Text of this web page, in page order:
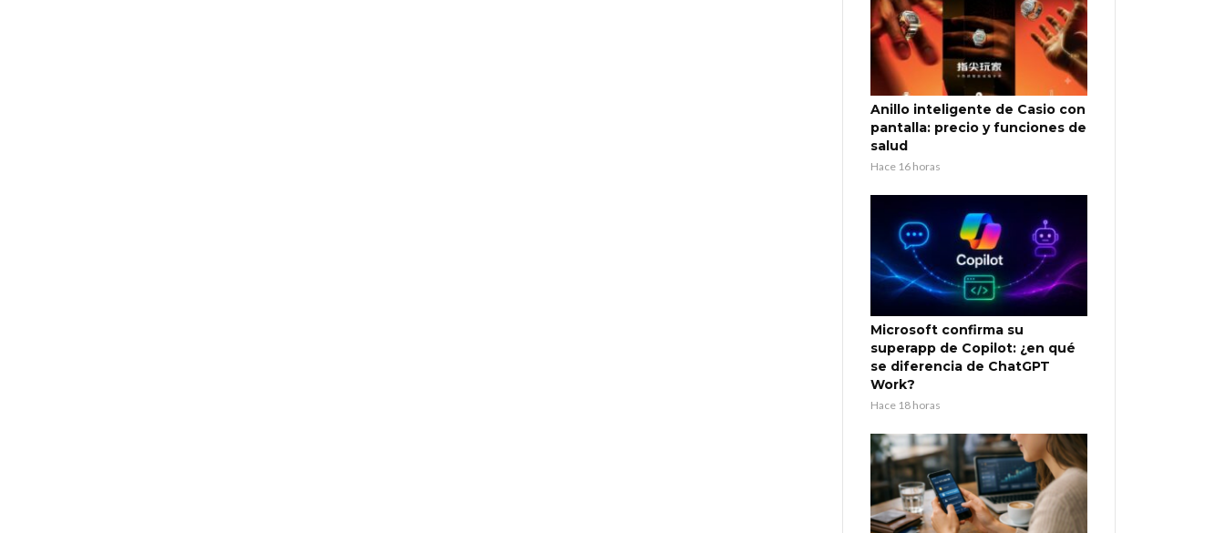
Anillo inteligente de Casio con
pantalla: precio y funciones de
salud
Hace 16 horas
Microsoft confirma su
superapp de Copilot: ¿en qué
se diferencia de ChatGPT
Work?
Hace 18 horas